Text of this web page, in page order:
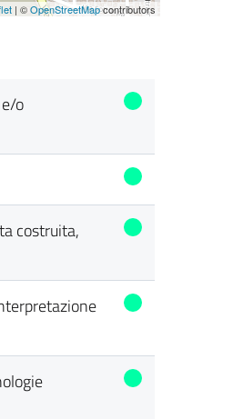
| ©OpenStreetMapcontributors
o
costruita,